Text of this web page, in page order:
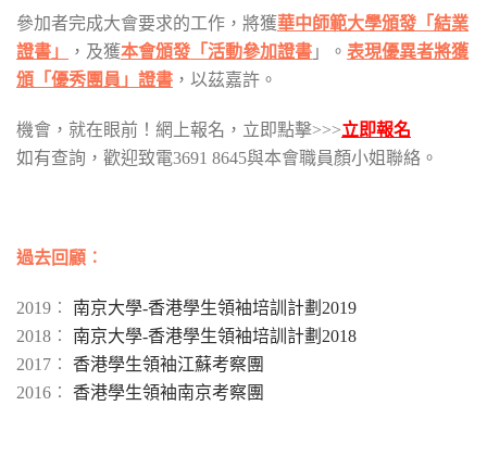
參加者完成大會要求的工作，將獲華中師範大學頒發「結業
證書」
，及獲本會頒發「活動參加證書 」。 表現優異者將獲
頒「優秀團員」證書 ，以茲嘉許。
機會，就在眼前！網上報名，立即點擊>>>立即報名
如有查詢，歡迎致電3691 8645與本會職員顏小姐聯絡。
過去回顧︰
2019︰
南京大學-香港學生領袖培訓計劃2019
2018︰ 南京大學-香港學生領袖培訓計劃2018
2017︰ 香港學生領袖江蘇考察團
2016︰ 香港學生領袖南京考察團